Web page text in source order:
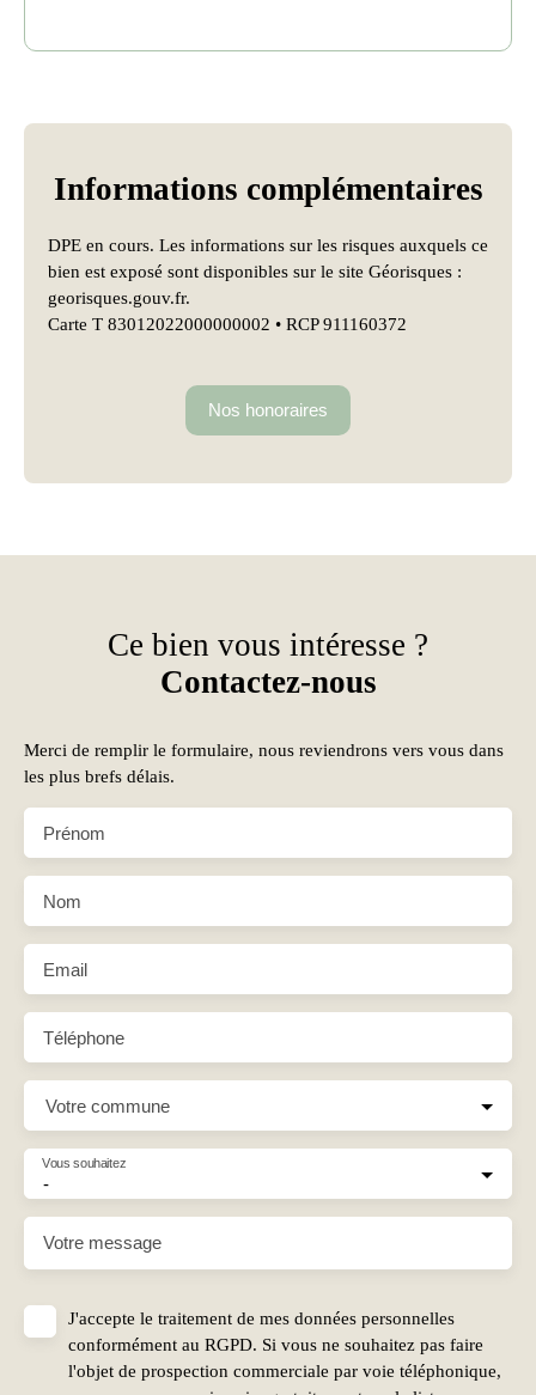
Informations complémentaires
DPE en cours. Les informations sur les risques auxquels ce
bien est exposé sont disponibles sur le site Géorisques :
georisques.gouv.fr.
Carte T 83012022000000002 • RCP 911160372
Nos honoraires
Ce bien vous intéresse ?
Contactez-nous
Merci de remplir le formulaire, nous reviendrons vers vous dans
les plus brefs délais.
Prénom
Nom
Email
Téléphone
Votre commune
-
Vous souhaitez
Votre message
J'accepte le traitement de mes données personnelles
conformément au RGPD. Si vous ne souhaitez pas faire
l'objet de prospection commerciale par voie téléphonique,